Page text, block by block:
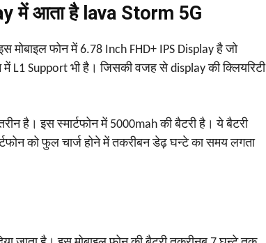
में आता है lava Storm 5G
मोबाइल फोन में 6.78 Inch FHD+ IPS Display है जो
L1 Support भी है। जिसकी वजह से display की क्लियरिटी
है। इस स्‍मार्टफोन में 5000mah की बैटरी है। ये बैटरी
को फुल चार्ज होने में तकरीबन डेढ़ घन्‍टे का समय लगता